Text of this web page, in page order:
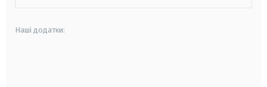
Наші додатки: